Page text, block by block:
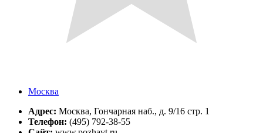
Москва
Адрес: Москва, Гончарная наб., д. 9/16 стр. 1
Телефон: (495) 792-38-55